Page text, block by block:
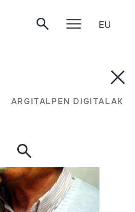
ARGITALPEN DIGITALAK
EU